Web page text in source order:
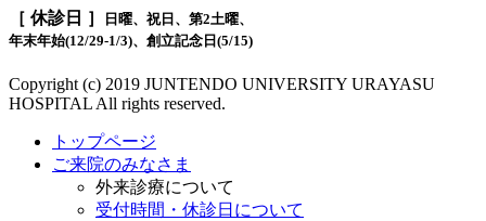
［ 休診日 ］
日曜、祝日、第2土曜、
年末年始(12/29-1/3)、創立記念日(5/15)
Copyright (c) 2019 JUNTENDO UNIVERSITY URAYASU
HOSPITAL All rights reserved.
トップページ
ご来院のみなさま
外来診療について
受付時間・休診日について